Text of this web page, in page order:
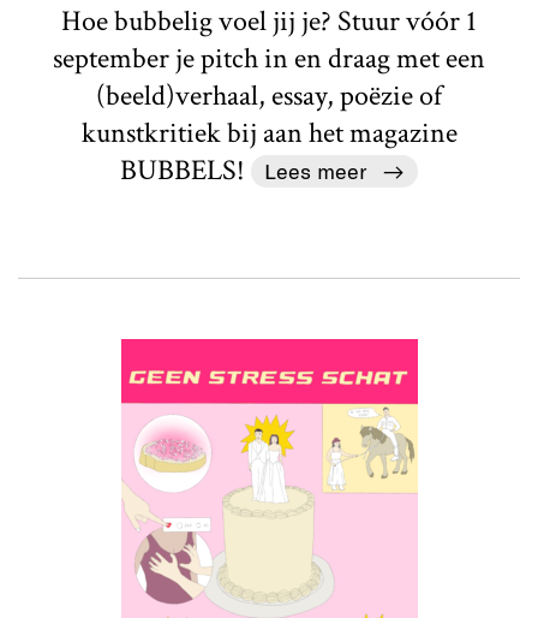
Hoe bubbelig voel jij je? Stuur vóór 1
september je pitch in en draag met een
(beeld)verhaal, essay, poëzie of
kunstkritiek bij aan het magazine
BUBBELS!
Lees meer